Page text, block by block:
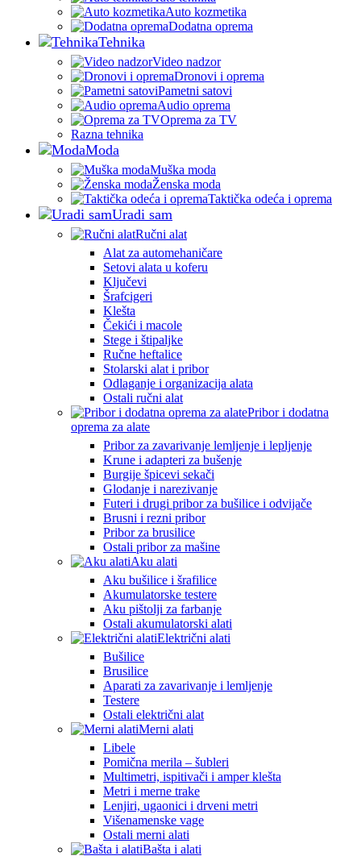
Auto kozmetika
Dodatna oprema
Tehnika
Video nadzor
Dronovi i oprema
Pametni satovi
Audio oprema
Oprema za TV
Razna tehnika
Moda
Muška moda
Ženska moda
Taktička odeća i oprema
Uradi sam
Ručni alat
Alat za automehaničare
Setovi alata u koferu
Ključevi
Šrafcigeri
Klešta
Čekići i macole
Stege i štipaljke
Ručne heftalice
Stolarski alat i pribor
Odlaganje i organizacija alata
Ostali ručni alat
Pribor i dodatna
oprema za alate
Pribor za zavarivanje lemljenje i lepljenje
Krune i adapteri za bušenje
Burgije špicevi sekači
Glodanje i narezivanje
Futeri i drugi pribor za bušilice i odvijače
Brusni i rezni pribor
Pribor za brusilice
Ostali pribor za mašine
Aku alati
Aku bušilice i šrafilice
Akumulatorske testere
Aku pištolji za farbanje
Ostali akumulatorski alati
Električni alati
Bušilice
Brusilice
Aparati za zavarivanje i lemljenje
Testere
Ostali električni alat
Merni alati
Libele
Pomična merila – šubleri
Multimetri, ispitivači i amper klešta
Metri i merne trake
Lenjiri, ugaonici i drveni metri
Višenamenske vage
Ostali merni alati
Bašta i alati